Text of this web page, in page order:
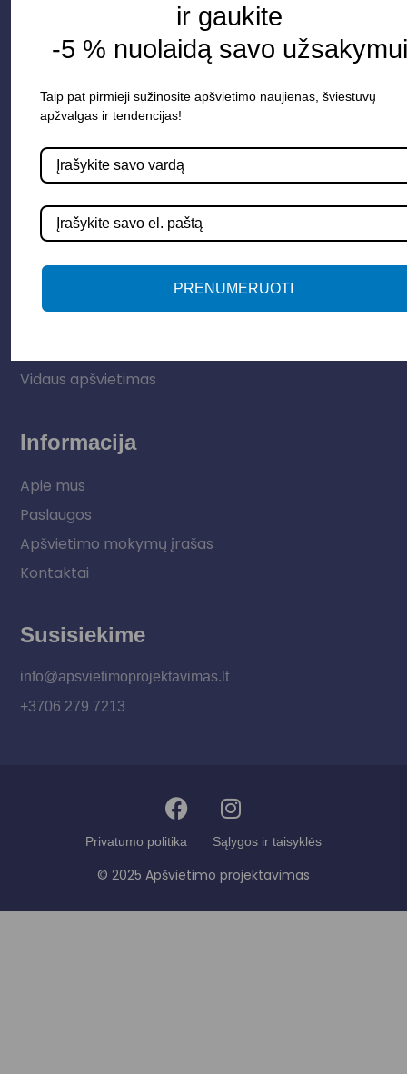
Parduotuvė
Apšvietimo sistemos
Vidaus apšvietimas
Informacija
Apie mus
Paslaugos
Apšvietimo mokymų įrašas
Kontaktai
Susisiekime
info@apsvietimoprojektavimas.lt
+3706 279 7213
Privatumo politika Sąlygos ir taisyklės
© 2025 Apšvietimo projektavimas
ir gaukite
-5 % nuolaidą savo
Taip pat pirmieji sužinosite apšvietimo naujienas, šviestuvų
apžvalgas ir tendencijas!
PRENUMERUOTI